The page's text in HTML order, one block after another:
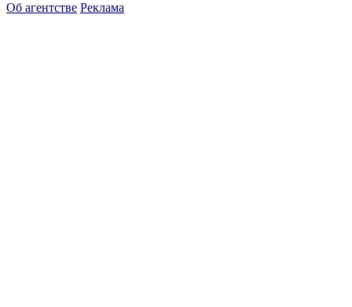
Об агентстве Реклама